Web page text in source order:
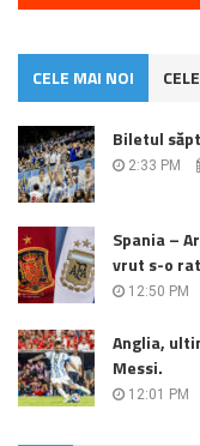
CELE MAI NOI
Biletul
2:33 PM
Spania –
vrut s-o
12:50 PM
Anglia,
Messi.
12:01 PM